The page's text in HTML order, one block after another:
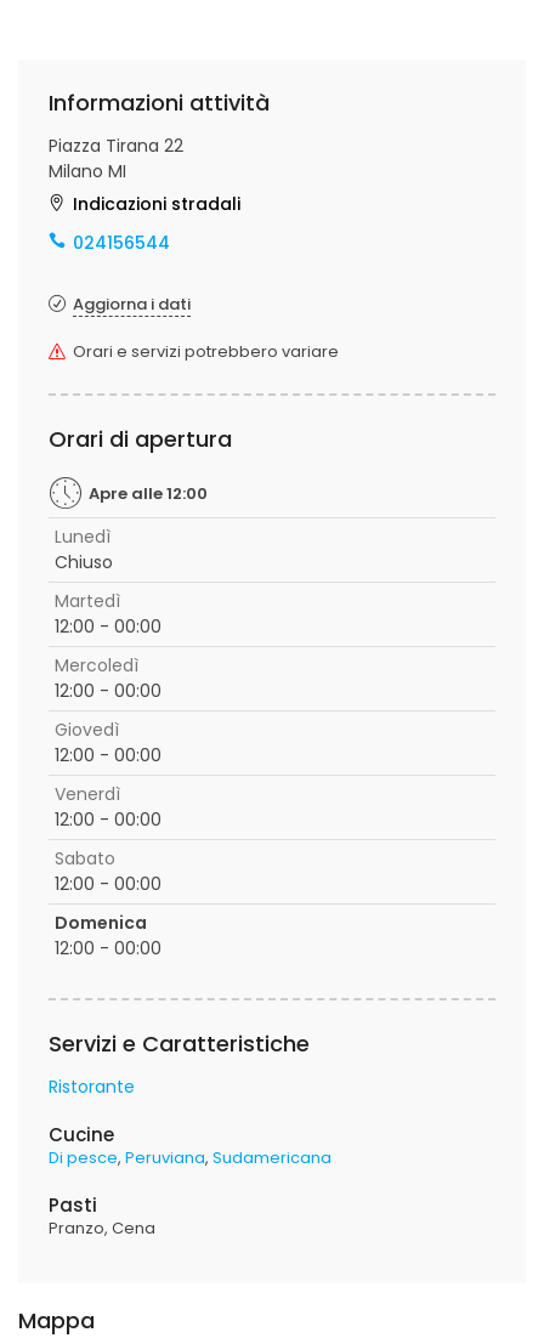
Informazioni attività
Piazza Tirana 22
Milano MI
Indicazioni stradali
024156544
Aggiorna i dati
Orari e servizi potrebbero variare
Orari di apertura
Apre alle 12:00
Lunedì
Chiuso
Martedì
12:00 - 00:00
Mercoledì
12:00 - 00:00
Giovedì
12:00 - 00:00
Venerdì
12:00 - 00:00
Sabato
12:00 - 00:00
Domenica
12:00 - 00:00
Servizi e Caratteristiche
Ristorante
Cucine
Di pesce Peruviana Sudamericana
Pasti
Pranzo Cena
Mappa